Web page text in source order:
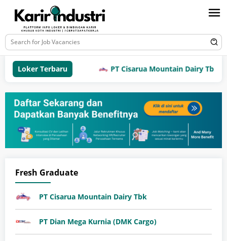
Loker Terbaru PT Cisarua Mountain Dairy Tbk
Fresh Graduate
PT Cisarua Mountain Dairy Tbk
PT Dian Mega Kurnia (DMK Cargo)